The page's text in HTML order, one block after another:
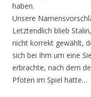
haben.
Unsere
Letztendlich blieb
nicht korrekt gewählt,
sich bei Ihm um eine
erbrachte, nach dem
Pfoten im Spiel hatte…